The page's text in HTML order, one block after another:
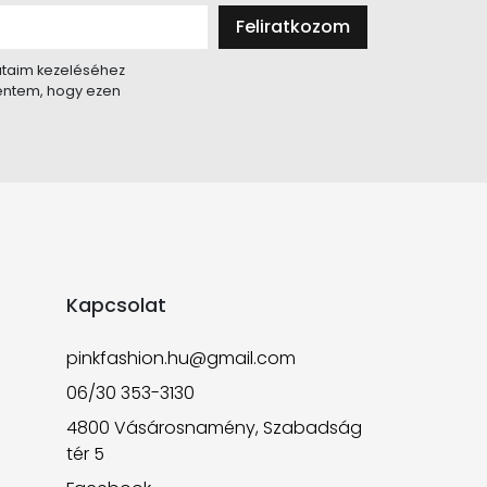
Feliratkozom
kezeléséhez
hogy ezen
Kapcsolat
pinkfashion.hu@gmail.com
06/30 353-3130
4800 Vásárosnamény, Szabadság
tér 5